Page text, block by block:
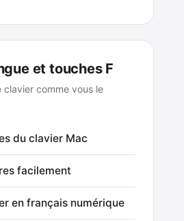
et touches F
clavier comme vous le
du clavier Mac
facilement
en français numérique